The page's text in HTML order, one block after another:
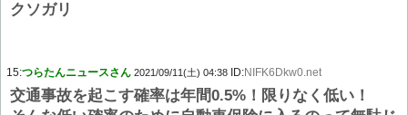
クソガリ
15:つらたんニュースさん 2021/09/11(土) 04:38 ID:NIFK6Dkw0.net
交通事故を起こす確率は年間0.5%！限りなく低い！